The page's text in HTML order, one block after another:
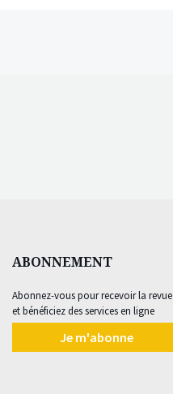
ABONNEMENT
Abonnez-vous pour recevoir la revue
et bénéficiez des services en ligne
Je m'abonne